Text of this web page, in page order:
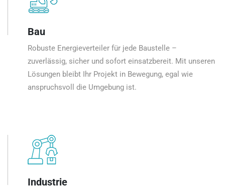
Bau
Robuste Energieverteiler für jede Baustelle –
zuverlässig, sicher und sofort einsatzbereit. Mit unseren
Lösungen bleibt Ihr Projekt in Bewegung, egal wie
anspruchsvoll die Umgebung ist.
Industrie